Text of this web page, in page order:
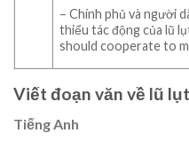
– Chính phủ và người
thiểu tác động của lũ
should cooperate to
Viết đoạn văn về lũ
Tiếng Anh